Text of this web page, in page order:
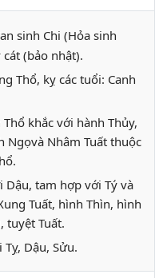
sinh Chi (Hỏa sinh
(bảo nhật).
Thổ, kỵ các tuổi: Canh
khắc với hành Thủy,
Ngọvà Nhâm Tuất thuộc
Dậu, tam hợp với Tý và
Tuất, hình Thìn, hình
tuyệt Tuất.
Dậu, Sửu.